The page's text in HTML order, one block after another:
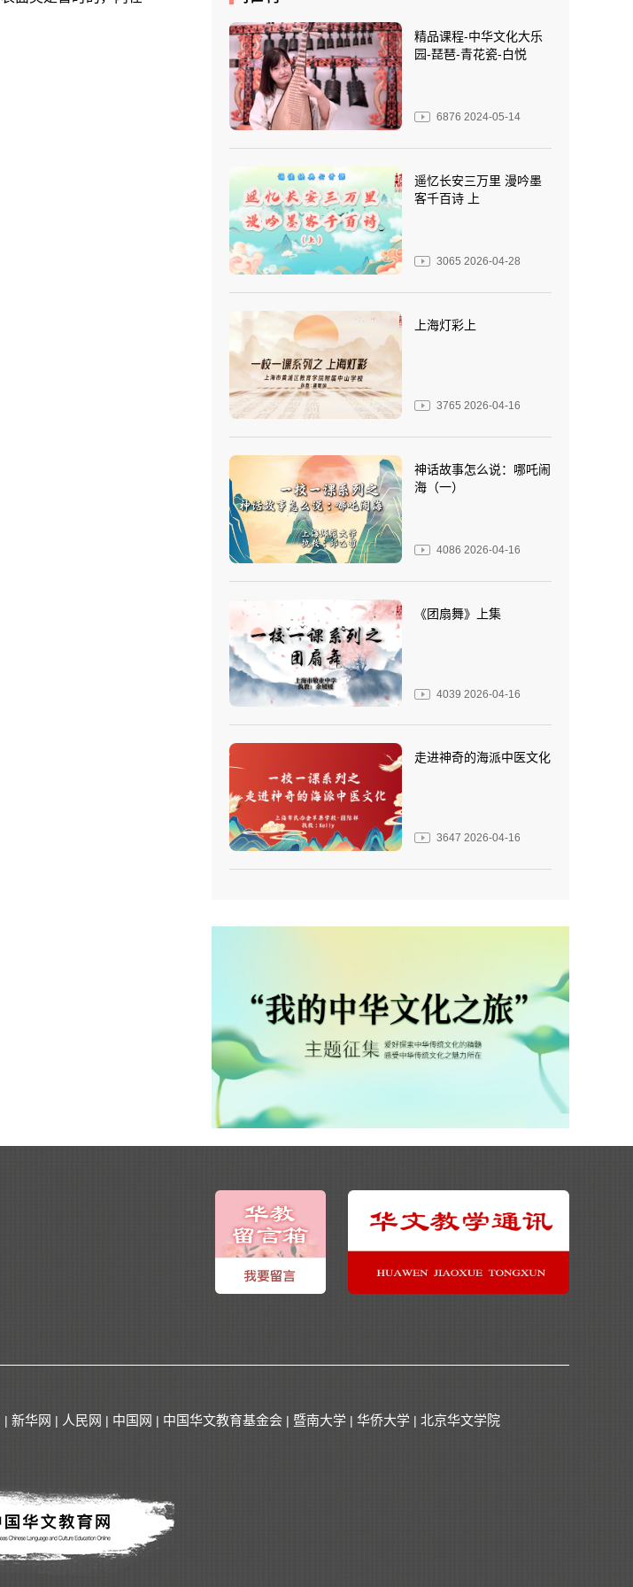
精品课程-中华文化大乐
园-琵琶-青花瓷-白悦
6876 2024-05-14
遥忆长安三万里 漫吟墨
客千百诗 上
3065 2026-04-28
上海灯彩上
3765 2026-04-16
神话故事怎么说：哪吒闹
海（一）
4086 2026-04-16
《团扇舞》上集
4039 2026-04-16
走进神奇的海派中医文化
3647 2026-04-16
| 新华网 | 人民网 | 中国网 | 中国华文教育基金会 | 暨南大学 | 华侨大学 | 北京华文学院